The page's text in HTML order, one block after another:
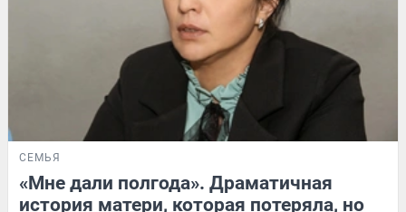
СЕМЬЯ
«Мне дали полгода». Драматичная
история матери, которая потеряла, но